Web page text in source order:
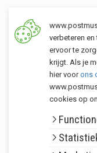
Klantenservice
Postmus merken
Opslag
Torenvlietslaan 3
Vandaag open
Route|
verbeteren
ervoor te
krijgt. Als je
hier voorons
cookies op